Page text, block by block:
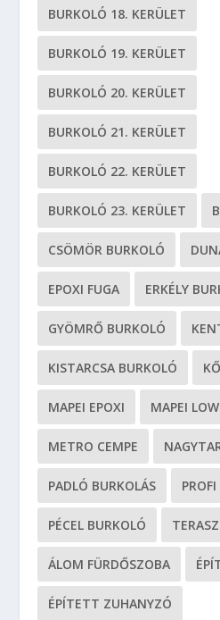
BURKOLÓ 18. KERÜLET
BURKOLÓ 19. KERÜLET
BURKOLÓ 20. KERÜLET
BURKOLÓ 21. KERÜLET
BURKOLÓ 22. KERÜLET
BURKOLÓ 23. KERÜLET
CSÖMÖR BURKOLÓ
EPOXI FUGA ERKÉLY
GYÖMRŐ BURKOLÓ
KISTARCSA BURKOLÓ
MAPEI EPOXI MAPEI
METRO CEMPE
PADLÓ BURKOLÁS
PÉCEL BURKOLÓ
ÁLOM FÜRDŐSZOBA
ÉPÍTETT ZUHANYZÓ